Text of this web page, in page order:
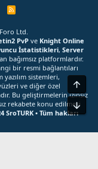
S
T
U
R
K
R
S
S
M
e
r
Ltd.
PvPve Knight Online
İstatistikleri, Server
bağımsız platformlardır.
bir resmi bağlantıları
sistemleri,
ve diğer özel
Bu geliştirmelerin izinsiz
rekabete konu edilmesi
SroTURK • Tüm hakları